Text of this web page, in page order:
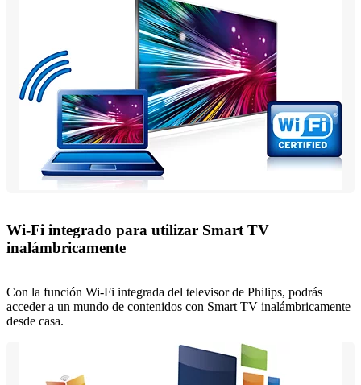
Wi-Fi integrado para utilizar Smart TV
inalámbricamente
Con la función Wi-Fi integrada del televisor de Philips, podrás
acceder a un mundo de contenidos con Smart TV inalámbricamente
desde casa.